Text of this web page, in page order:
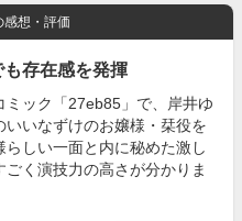
感想・評価
存在感を発揮
ック「27eb85」で、岸井ゆ
いなずけのお嬢様・栞役を
しい一面と内に秘めた激し
く演技力の高さが分かりま